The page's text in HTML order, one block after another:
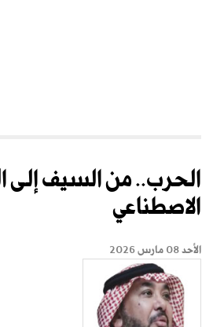
الحرب.. من السيف إلـى
الاصطناعي
الأحد 08 مارس 2026